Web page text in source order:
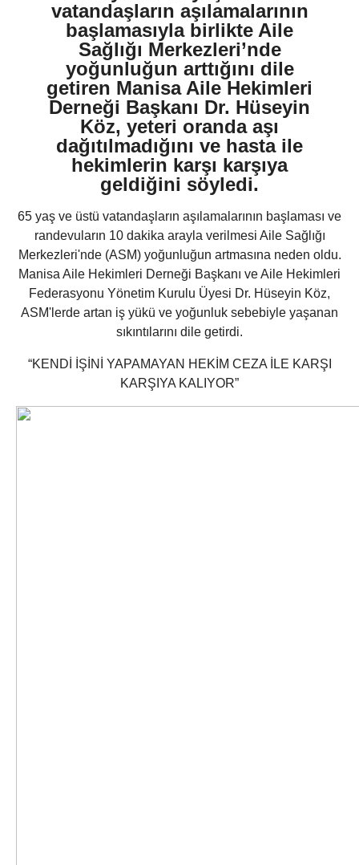
vatandaşların aşılamalarının
başlamasıyla birlikte Aile
Sağlığı Merkezleri’nde
yoğunluğun arttığını dile
getiren Manisa Aile Hekimleri
Derneği Başkanı Dr. Hüseyin
Köz, yeteri oranda aşı
dağıtılmadığını ve hasta ile
hekimlerin karşı karşıya
geldiğini söyledi.
65 yaş ve üstü vatandaşların aşılamalarının başlaması ve
randevuların 10 dakika arayla verilmesi Aile Sağlığı
Merkezleri'nde (ASM) yoğunluğun artmasına neden oldu.
Manisa Aile Hekimleri Derneği Başkanı ve Aile Hekimleri
Federasyonu Yönetim Kurulu Üyesi Dr. Hüseyin Köz,
ASM'lerde artan iş yükü ve yoğunluk sebebiyle yaşanan
sıkıntılarını dile getirdi.
“KENDİ İŞİNİ YAPAMAYAN HEKİM CEZA İLE KARŞI
KARŞIYA KALIYOR”